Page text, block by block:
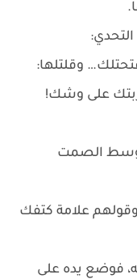
وقلتلها:
على وشك!
وسط الصمت
وقولهم علامة كتفك
فوضع يده على